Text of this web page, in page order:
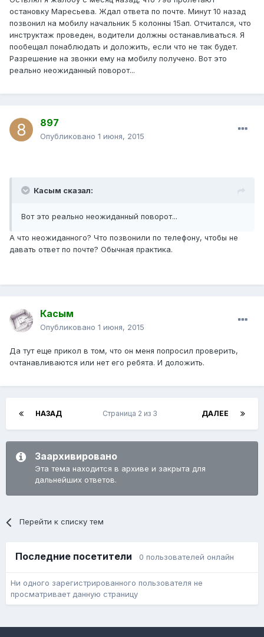
остановку Маресьева. Ждал ответа по почте. Минут 10 назад
позвонил на мобилу начальник 5 колонны 15ап. Отчитался, что
инструктаж проведен, водители должны останавливаться. Я
пообещал понаблюдать и доложить, если что не так будет.
Разрешение на звонки ему на мобилу получено. Вот это
реально неожиданный поворот...
897
Опубликовано 1 июня, 2015
Касым сказал:
Вот это реально неожиданный поворот...
А что неожиданного? Что позвонили по телефону, чтобы не
давать ответ по почте? Обычная практика.
Касым
Опубликовано 1 июня, 2015
Да тут еще прикол в том, что он меня попросил проверить,
очтанавливаются или нет его ребята. И доложить.
НАЗАД ДАЛЕЕ
Страница 2 из 3
Заархивировано
Эта тема находится в архиве и закрыта для
дальнейших ответов.
Перейти к списку тем
Последние посетители 0 пользователей онлайн
Ни одного зарегистрированного пользователя не
просматривает данную страницу